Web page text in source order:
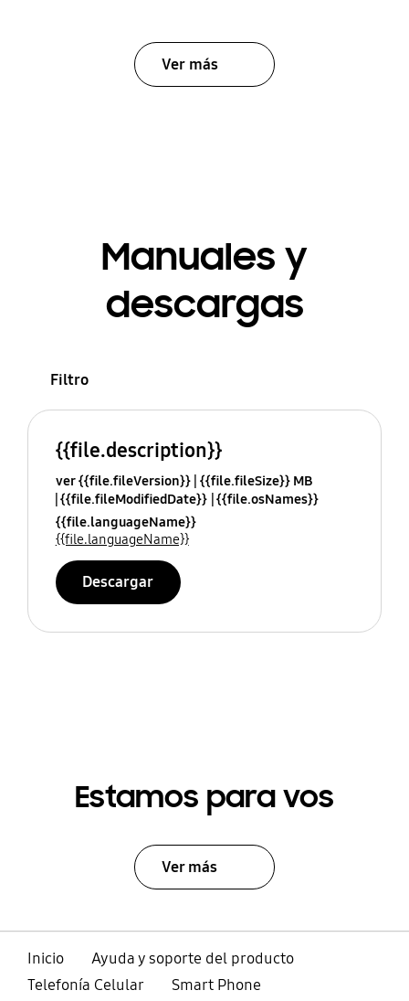
Ver más
Manuales y
descargas
Filtro
{{file.description}}
ver {{file.fileVersion}} {{file.fileSize}} MB
{{file.fileModifiedDate}} {{file.osNames}}
{{file.languageName}}
{{file.languageName}}
Descargar
Estamos para vos
Ver más
Inicio
Ayuda y soporte del producto
Telefonía Celular
Smart Phone